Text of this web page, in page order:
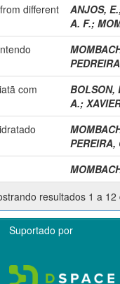
different
ANJOS, E.
A. F.;
com
BOLSON,
A.;
PEREIRA,
resultados 1 a 12
Suportado por